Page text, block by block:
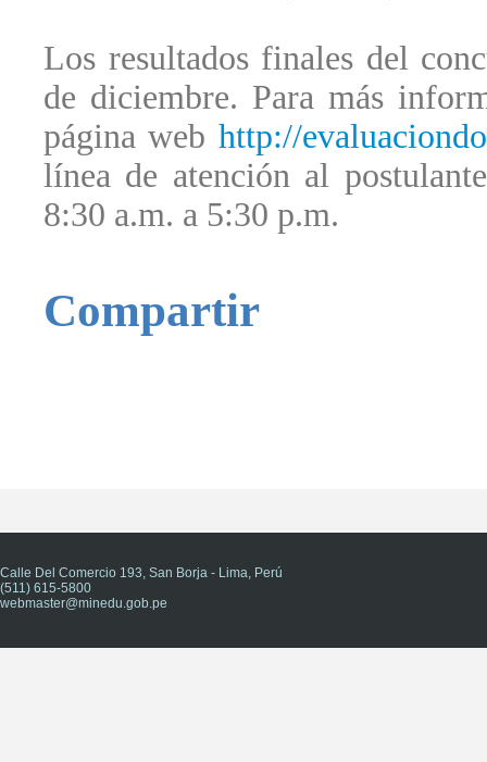
Los resultados finales del
de diciembre. Para más
página web http://
línea de atención al
8:30 a.m. a 5:30 p.m.
Compartir
Calle Del Comercio 193, San Borja - Lima, Perú
(511) 615-5800
webmaster@minedu.gob.pe